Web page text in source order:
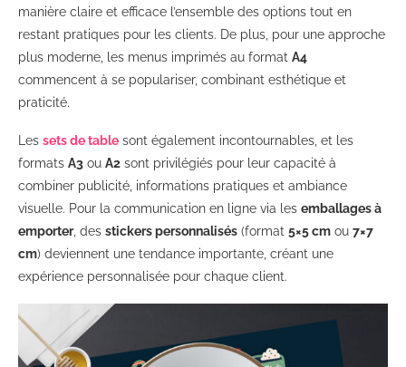
manière claire et efficace l’ensemble des options tout en
restant pratiques pour les clients. De plus, pour une approche
plus moderne, les menus imprimés au format A4
commencent à se populariser, combinant esthétique et
praticité.
Les sets de table sont également incontournables, et les
formats A3 ou A2 sont privilégiés pour leur capacité à
combiner publicité, informations pratiques et ambiance
visuelle. Pour la communication en ligne via les emballages à
emporter, des stickers personnalisés (format 5×5 cm ou 7×7
cm) deviennent une tendance importante, créant une
expérience personnalisée pour chaque client.